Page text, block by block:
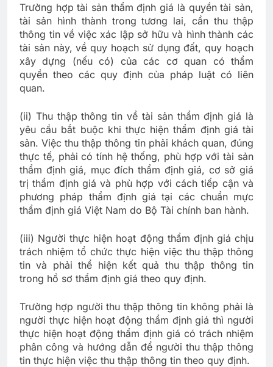
Trường hợp tài sản thẩm định giá là quyền tài sản,
tài sản hình thành trong tương lai, cần thu thập
thông tin về việc xác lập sở hữu và hình thành các
tài sản này, về quy hoạch sử dụng đất, quy hoạch
xây dựng (nếu có) của các cơ quan có thẩm
quyền theo các quy định của pháp luật có liên
quan.
(ii) Thu thập thông tin về tài sản thẩm định giá là
yêu cầu bắt buộc khi thực hiện thẩm định giá tài
sản. Việc thu thập thông tin phải khách quan, đúng
thực tế, phải có tính hệ thống, phù hợp với tài sản
thẩm định giá, mục đích thẩm định giá, cơ sở giá
trị thẩm định giá và phù hợp với cách tiếp cận và
phương pháp thẩm định giá tại các chuẩn mực
thẩm định giá Việt Nam do Bộ Tài chính ban hành.
(iii) Người thực hiện hoạt động thẩm định giá chịu
trách nhiệm tổ chức thực hiện việc thu thập thông
tin và phải thể hiện kết quả thu thập thông tin
trong hồ sơ thẩm định giá theo quy định.
Trường hợp người thu thập thông tin không phải là
người thực hiện hoạt động thẩm định giá thì người
thực hiện hoạt động thẩm định giá có trách nhiệm
phân công và hướng dẫn để người thu thập thông
tin thực hiện việc thu thập thông tin theo quy định.